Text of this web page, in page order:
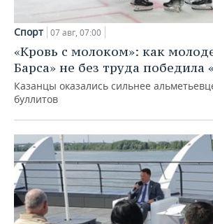
Спорт 07 авг, 07:00
«Кровь с молоком»: как
Барса» не без труда победила
Казанцы оказались сильнее
буллитов